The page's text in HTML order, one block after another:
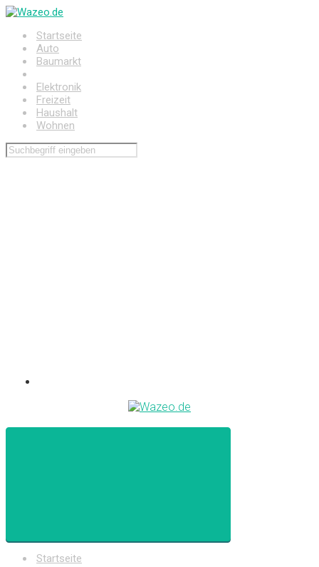
Zum
springenStartseite
Auto
Baumarkt
Elektronik
Freizeit
Haushalt
Wohnen
Startseite